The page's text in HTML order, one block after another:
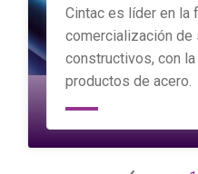
Cintac es líder en la
comercialización de
constructivos, con
productos de acero.